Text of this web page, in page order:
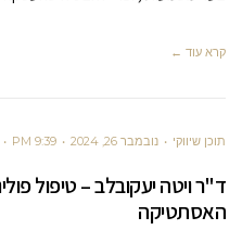
קרא עוד ←
תוכן שיווקי נובמבר 26, 2024 9:39 PM
ד"ר ויטה יעקובלב – טיפול
האסתטיקה